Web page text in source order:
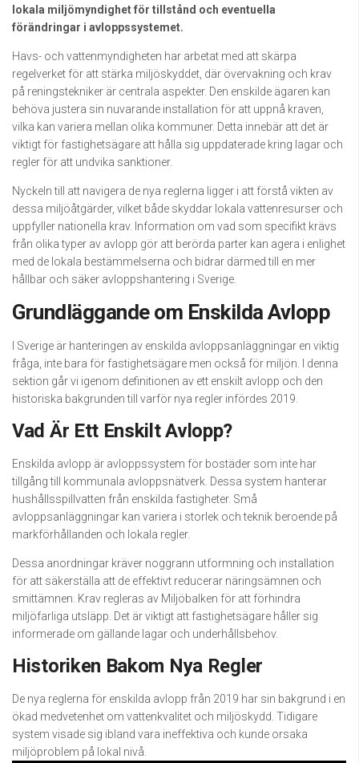
lokala miljömyndighet för tillstånd och eventuella
förändringar i avloppssystemet.
Havs- och vattenmyndigheten har arbetat med att skärpa
regelverket för att stärka miljöskyddet, där övervakning och krav
på reningstekniker är centrala aspekter. Den enskilde ägaren kan
behöva justera sin nuvarande installation för att uppnå kraven,
vilka kan variera mellan olika kommuner. Detta innebär att det är
viktigt för fastighetsägare att hålla sig uppdaterade kring lagar och
regler för att undvika sanktioner.
Nyckeln till att navigera de nya reglerna ligger i att förstå vikten av
dessa miljöåtgärder, vilket både skyddar lokala vattenresurser och
uppfyller nationella krav. Information om vad som specifikt krävs
från olika typer av avlopp gör att berörda parter kan agera i enlighet
med de lokala bestämmelserna och bidrar därmed till en mer
hållbar och säker avloppshantering i Sverige.
Grundläggande om Enskilda Avlopp
I Sverige är hanteringen av enskilda avloppsanläggningar en viktig
fråga, inte bara för fastighetsägare men också för miljön. I denna
sektion går vi igenom definitionen av ett enskilt avlopp och den
historiska bakgrunden till varför nya regler infördes 2019.
Vad Är Ett Enskilt Avlopp?
Enskilda avlopp är avloppssystem för bostäder som inte har
tillgång till kommunala avloppsnätverk. Dessa system hanterar
hushållsspillvatten från enskilda fastigheter. Små
avloppsanläggningar kan variera i storlek och teknik beroende på
markförhållanden och lokala regler.
Dessa anordningar kräver noggrann utformning och installation
för att säkerställa att de effektivt reducerar näringsämnen och
smittämnen. Krav regleras av Miljöbalken för att förhindra
miljöfarliga utsläpp. Det är viktigt att fastighetsägare håller sig
informerade om gällande lagar och underhållsbehov.
Historiken Bakom Nya Regler
De nya reglerna för enskilda avlopp från 2019 har sin bakgrund i en
ökad medvetenhet om vattenkvalitet och miljöskydd. Tidigare
system visade sig ibland vara ineffektiva och kunde orsaka
miljöproblem på lokal nivå.